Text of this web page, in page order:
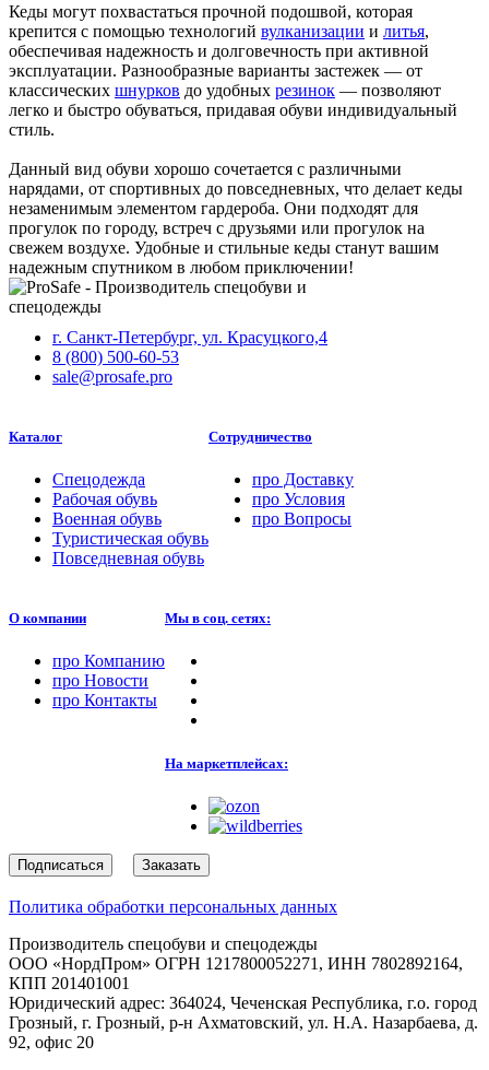
Кеды могут похвастаться прочной подошвой, которая
крепится с помощью технологий вулканизации и литья,
обеспечивая надежность и долговечность при активной
эксплуатации. Разнообразные варианты застежек — от
классических шнурков до удобных резинок — позволяют
легко и быстро обуваться, придавая обуви индивидуальный
стиль.
Данный вид обуви хорошо сочетается с различными
нарядами, от спортивных до повседневных, что делает кеды
незаменимым элементом гардероба. Они подходят для
прогулок по городу, встреч с друзьями или прогулок на
свежем воздухе. Удобные и стильные кеды станут вашим
надежным спутником в любом приключении!
г. Санкт-Петербург, ул. Красуцкого,4
8 (800) 500-60-53
sale@prosafe.pro
Каталог
Спецодежда
Рабочая обувь
Военная обувь
Туристическая обувь
Повседневная обувь
Сотрудничество
про Доставку
про Условия
про Вопросы
О компании
про Компанию
про Новости
про Контакты
Мы в соц. сетях:
На маркетплейсах:
Подписаться Заказать
Политика обработки персональных данных
Производитель спецобуви и спецодежды
ООО «НордПром» ОГРН 1217800052271, ИНН 7802892164,
КПП 201401001
Юридический адрес: 364024, Чеченская Республика, г.о. город
Грозный, г. Грозный, р-н Ахматовский, ул. Н.А. Назарбаева, д.
92, офис 20